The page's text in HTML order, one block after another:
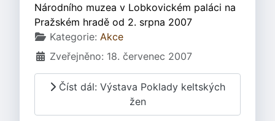
Národního muzea v Lobkovickém paláci na
Pražském hradě od 2. srpna 2007
Základní údaje
Kategorie: Akce
Zveřejněno: 18. červenec 2007
Číst dál: Výstava Poklady keltských
žen